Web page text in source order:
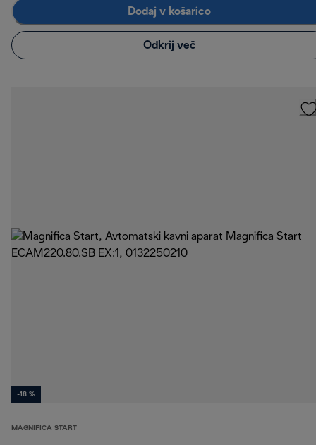
Dodaj v košarico
Odkrij več
-18 %
MAGNIFICA START